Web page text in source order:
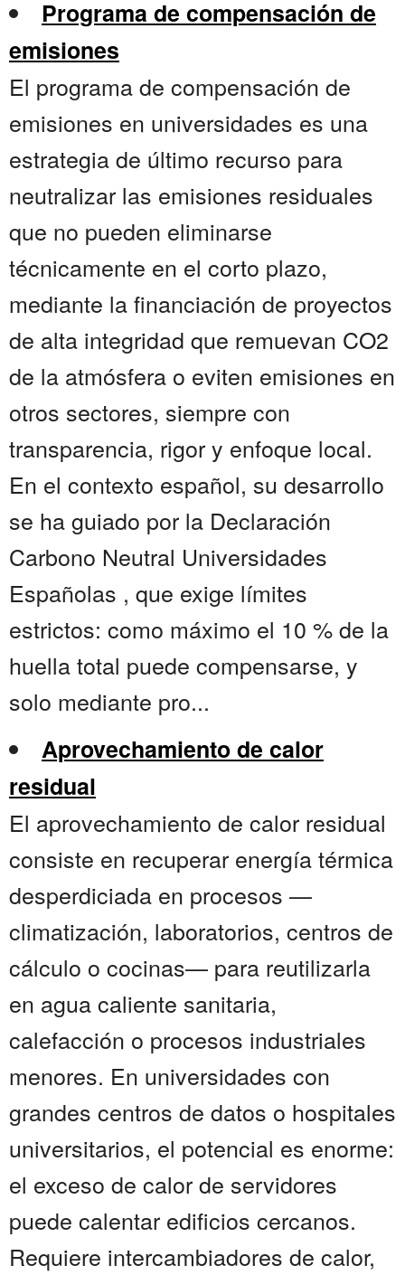
Programa de compensación de
emisiones
El programa de compensación de
emisiones en universidades es una
estrategia de último recurso para
neutralizar las emisiones residuales
que no pueden eliminarse
técnicamente en el corto plazo,
mediante la financiación de proyectos
de alta integridad que remuevan CO2
de la atmósfera o eviten emisiones en
otros sectores, siempre con
transparencia, rigor y enfoque local.
En el contexto español, su desarrollo
se ha guiado por la Declaración
Carbono Neutral Universidades
Españolas , que exige límites
estrictos: como máximo el 10 % de la
huella total puede compensarse, y
solo mediante pro...
Aprovechamiento de calor
residual
El aprovechamiento de calor residual
consiste en recuperar energía térmica
desperdiciada en procesos —
climatización, laboratorios, centros de
cálculo o cocinas— para reutilizarla
en agua caliente sanitaria,
calefacción o procesos industriales
menores. En universidades con
grandes centros de datos o hospitales
universitarios, el potencial es enorme:
el exceso de calor de servidores
puede calentar edificios cercanos.
Requiere intercambiadores de calor,